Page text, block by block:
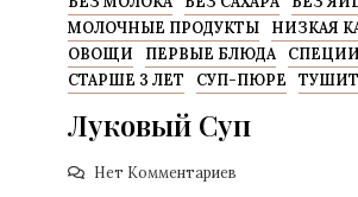
МОЛОЧНЫЕ ПРОДУКТЫ
НИЗКАЯ
ОВОЩИ
ПЕРВЫЕ БЛЮДА
СТАРШЕ 3 ЛЕТ
СУП-ПЮРЕ
Луковый Суп
Нет Комментариев